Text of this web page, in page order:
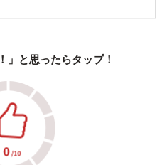
」と思ったらタップ！